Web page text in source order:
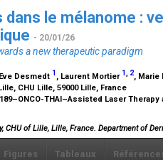
le mélanome :
- 20/01/26
a new therapeutic paradigm
Desmedt 1 , Laurent Mortier 1, 2, Marie
CHU Lille, 59000 Lille, France
THAI–Assisted Laser
CHU of Lille, Lille, France. Department of
Figures Tableaux